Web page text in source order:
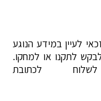
לעיין במידע הנוגע
לתקנו או למחקו.
לכתובת